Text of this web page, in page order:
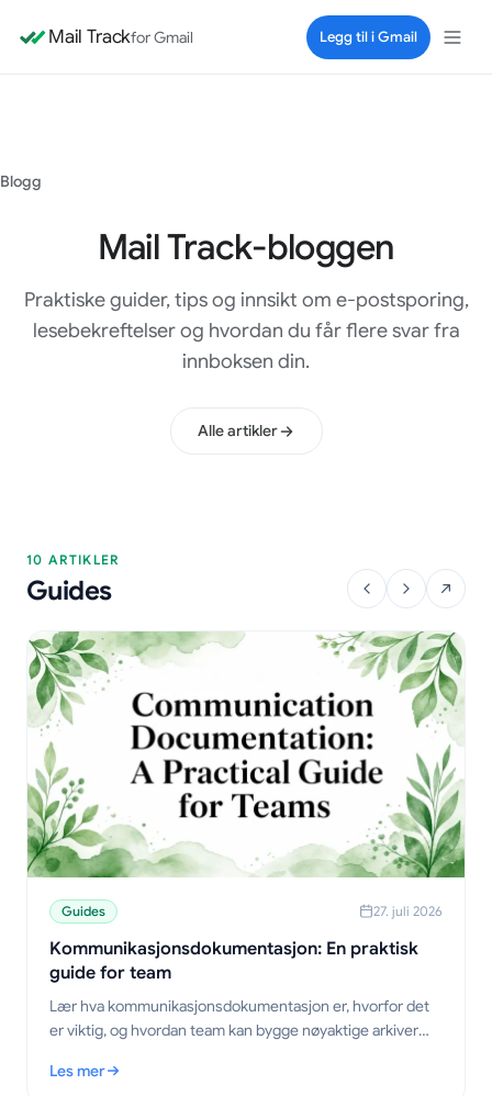
Mail Trackfor Gmail Legg til i Gmail
Blogg
Mail Track-bloggen
Praktiske guider, tips og innsikt om e-postsporing,
lesebekreftelser og hvordan du får flere svar fra
innboksen din.
Alle artikler
10 ARTIKLER
Guides
Guides 27. juli 2026
Kommunikasjonsdokumentasjon: En praktisk
guide for team
Lær hva kommunikasjonsdokumentasjon er, hvorfor det
er viktig, og hvordan team kan bygge nøyaktige arkiver
Les mer
: Kommunikasjonsdokumentasjon: En praktisk guide for team